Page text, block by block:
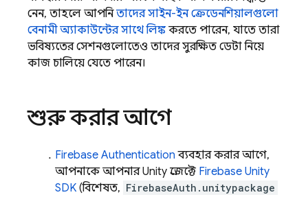
নেন, তাহলে আপনিতাদের সাইন-ইন ক্রেডেনশিয়ালগুলো
বেনামী অ্যাকাউন্টের সাথে লিঙ্ক করতে পারেন, যাতে তারা
ভবিষ্যতের সেশনগুলোতেও তাদের সুরক্ষিত ডেটা নিয়ে
কাজ চালিয়ে যেতে পারেন।
শুরু করার আগে
Firebase Authentication ব্যবহার করার আগে,
আপনাকে আপনার Unity প্রজেক্টে Firebase Unity
SDK (বিশেষত, FirebaseAuth.unitypackage